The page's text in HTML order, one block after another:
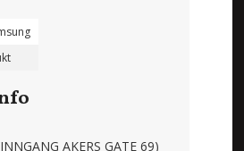
AKERS GATE 69)